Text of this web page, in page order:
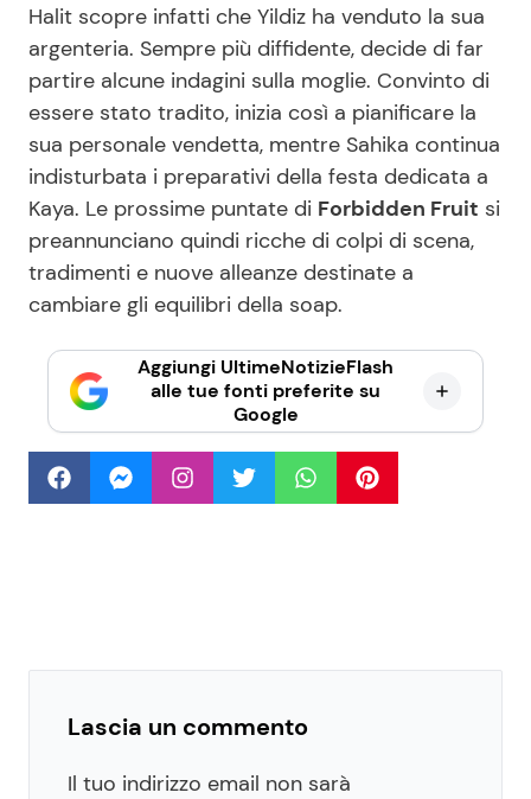
Halit scopre infatti che Yildiz ha venduto la sua
argenteria. Sempre più diffidente, decide di far
partire alcune indagini sulla moglie. Convinto di
essere stato tradito, inizia così a pianificare la
sua personale vendetta, mentre Sahika continua
indisturbata i preparativi della festa dedicata a
Kaya. Le prossime puntate di Forbidden Fruit si
preannunciano quindi ricche di colpi di scena,
tradimenti e nuove alleanze destinate a
cambiare gli equilibri della soap.
Aggiungi UltimeNotizieFlash
alle tue fonti preferite su
Google
Lascia un commento
Il tuo indirizzo email non sarà